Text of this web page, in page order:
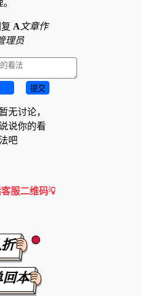
A 文章作
理员
提交
暂无讨论，
说你的看
吧
码💡